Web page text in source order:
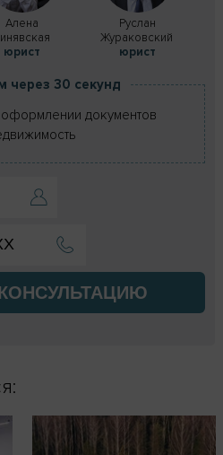
Алена
юрист
Руслан
Жураковский
юрист
через 30 секунд
документов